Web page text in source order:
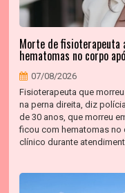
Morte de fisioterapeuta
hematomas no corpo
07/08/2026
Fisioterapeuta que
na perna direita, diz
de 30 anos, que morreu
ficou com hematomas
clínico durante